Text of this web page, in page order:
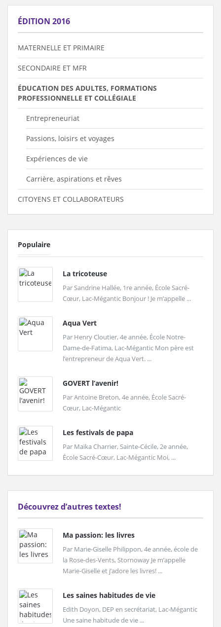
ÉDITION 2016
MATERNELLE ET PRIMAIRE
SECONDAIRE ET MFR
ÉDUCATION DES ADULTES, FORMATIONS
PROFESSIONNELLE ET COLLÉGIALE
Entrepreneuriat
Passions, loisirs et voyages
Expériences de vie
Carrière, aspirations et rêves
CITOYENS ET COLLABORATEURS
Populaire
La tricoteuse
Par Sandrine Hallée, 1re année, École Sacré-
Cœur, Lac-Mégantic Bonjour ! Je m’appelle ...
Aqua Vert
Par Henry Cloutier, 4e année, École Notre-
Dame-de-Fatima, Lac-Mégantic Mon père est
l’entrepreneur de Aqua Vert. ...
GOVERT l’avenir!
Par Antoine Breton, 4e année, École Sacré-
Cœur, Lac-Mégantic
Les festivals de papa
Par Maïka Charrier, Sainte-Cécile, 2e année,
École Sacré-Cœur, Lac-Mégantic Moi, ...
Découvrez d’autres textes!
Ma passion: les livres
Par Marie-Giselle Philippon, 4e année, école de
la Rose-des-Vents, Stornoway Je m’appelle
Marie-Giselle et j’adore les livres! ...
Les saines habitudes de vie
Edith Doyon, DEP en secrétariat, Lac-Mégantic
Une saine habitude de vie ...